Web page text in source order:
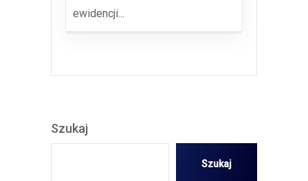
ewidencji...
Szukaj
Szukaj